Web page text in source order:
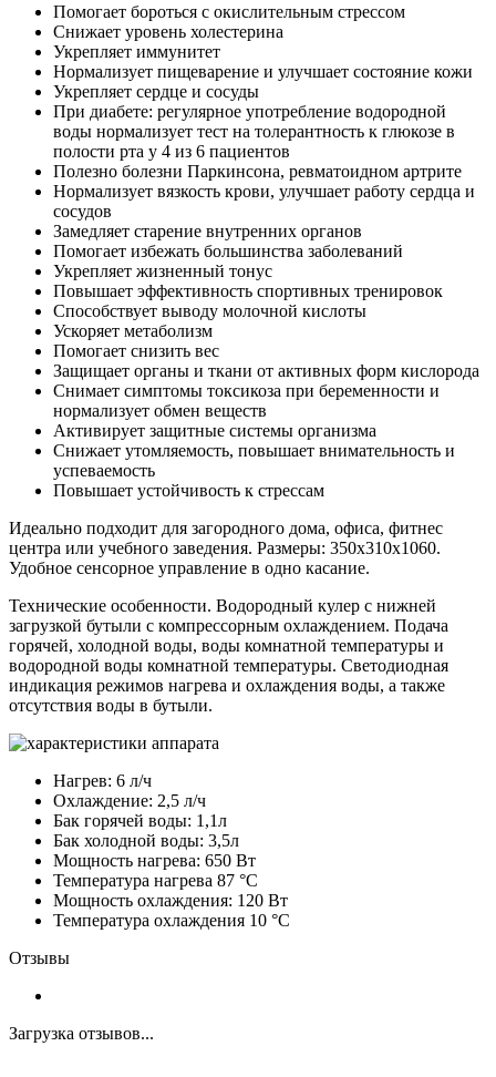
Помогает бороться с окислительным стрессом
Снижает уровень холестерина
Укрепляет иммунитет
Нормализует пищеварение и улучшает состояние кожи
Укрепляет сердце и сосуды
При диабете: регулярное употребление водородной
воды нормализует тест на толерантность к глюкозе в
полости рта у 4 из 6 пациентов
Полезно болезни Паркинсона, ревматоидном артрите
Нормализует вязкость крови, улучшает работу сердца и
сосудов
Замедляет старение внутренних органов
Помогает избежать большинства заболеваний
Укрепляет жизненный тонус
Повышает эффективность спортивных тренировок
Способствует выводу молочной кислоты
Ускоряет метаболизм
Помогает снизить вес
Защищает органы и ткани от активных форм кислорода
Снимает симптомы токсикоза при беременности и
нормализует обмен веществ
Активирует защитные системы организма
Снижает утомляемость, повышает внимательность и
успеваемость
Повышает устойчивость к стрессам
Идеально подходит для загородного дома, офиса, фитнес
центра или учебного заведения. Размеры: 350х310х1060.
Удобное сенсорное управление в одно касание.
Технические особенности. Водородный кулер с нижней
загрузкой бутыли с компрессорным охлаждением. Подача
горячей, холодной воды, воды комнатной температуры и
водородной воды комнатной температуры. Светодиодная
индикация режимов нагрева и охлаждения воды, а также
отсутствия воды в бутыли.
Нагрев: 6 л/ч
Охлаждение: 2,5 л/ч
Бак горячей воды: 1,1л
Бак холодной воды: 3,5л
Мощность нагрева: 650 Вт
Температура нагрева 87 °С
Мощность охлаждения: 120 Вт
Температура охлаждения 10 °С
Отзывы
Загрузка отзывов...